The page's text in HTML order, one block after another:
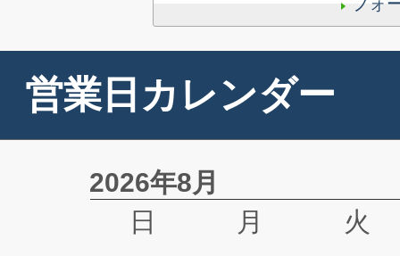
営業日カレンダー
2026年8月
日
月 火